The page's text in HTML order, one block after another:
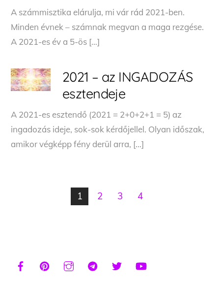
A számmisztika elárulja, mi vár rád 2021-ben.
Minden évnek – számnak megvan a maga rezgése.
A 2021-es év a 5-ös […]
2021 – az INGADOZÁS
esztendeje
A 2021-es esztendő (2021 = 2+0+2+1 = 5) az
ingadozás ideje, sok-sok kérdőjellel. Olyan időszak,
amikor végképp fény derül arra, […]
1 2 3 4